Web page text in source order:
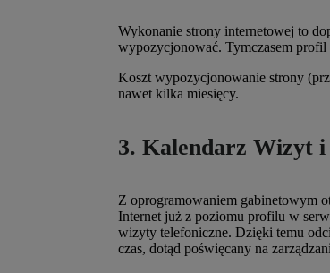
Wykonanie strony internetowej to
wypozycjonować. Tymczasem
Koszt wypozycjonowanie strony
nawet kilka miesięcy.
3. Kalendarz Wizyt
Z oprogramowaniem gabinetowym
Internet już z poziomu profilu w
wizyty telefoniczne. Dzięki temu
czas, dotąd poświęcany na